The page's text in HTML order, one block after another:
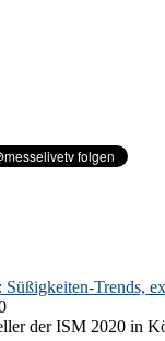
Trends,
der ISM 2020 in